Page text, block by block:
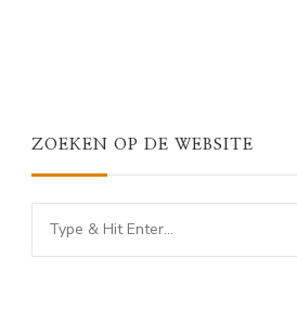
ZOEKEN OP DE WEBSITE
Looking
for